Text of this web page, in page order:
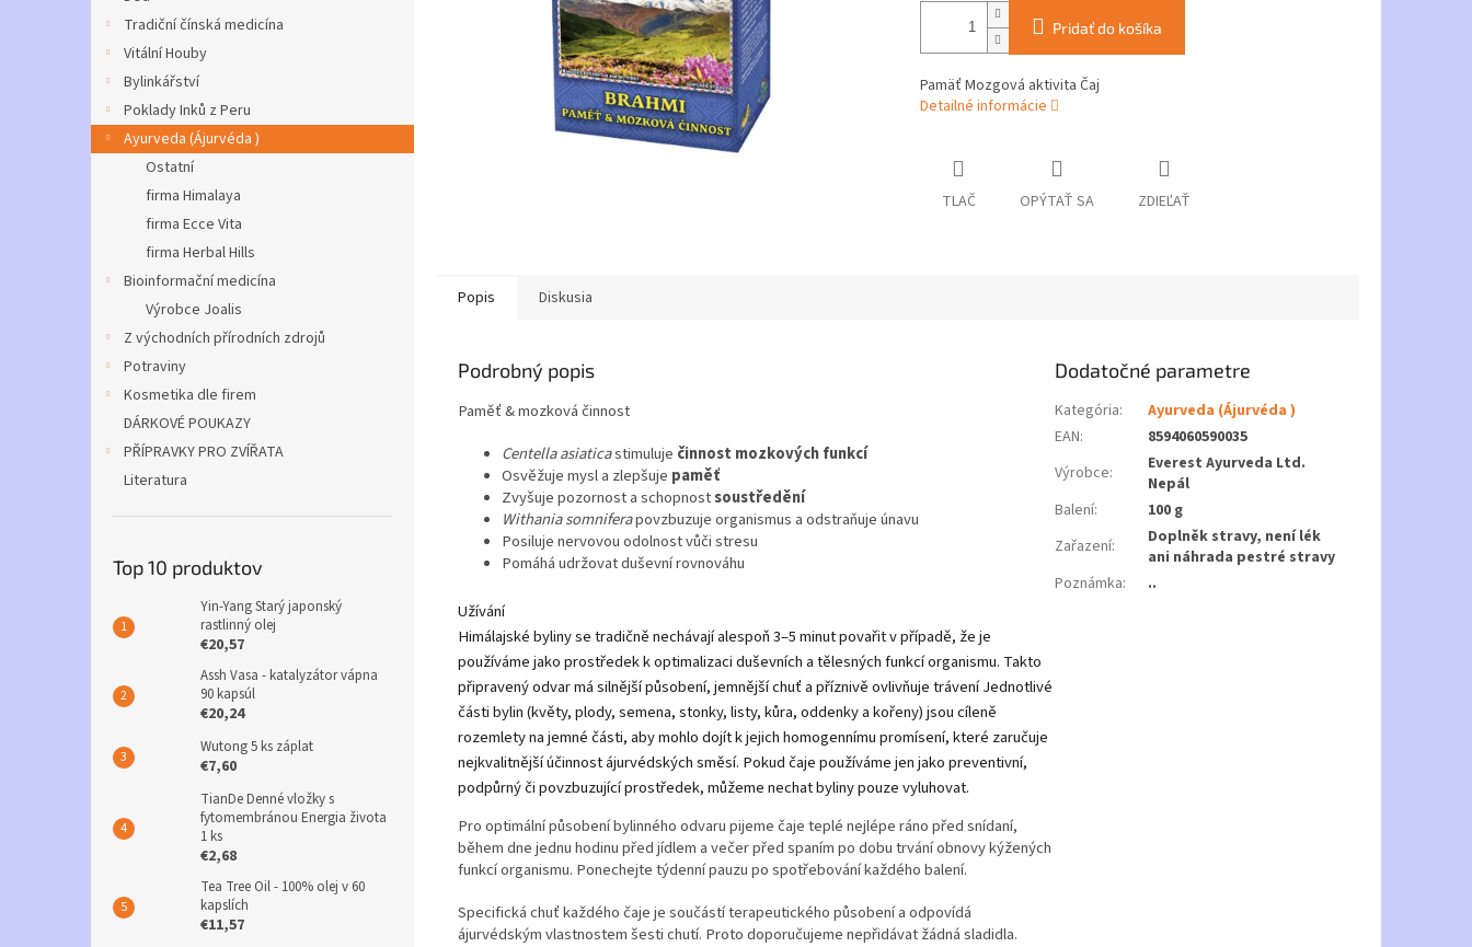
Tradiční čínská medicína
Vitální Houby
Bylinkářství
Poklady Inků z Peru
Ayurveda (Ájurvéda )
Ostatní
firma Himalaya
firma Ecce Vita
firma Herbal Hills
Bioinformační medicína
Výrobce Joalis
Z východních přírodních zdrojů
Potraviny
Kosmetika dle firem
DÁRKOVÉ POUKAZY
PŘÍPRAVKY PRO ZVÍŘATA
Literatura
Top 10 produktov
Yin-Yang Starý japonský
rastlinný olej
€20,57
Assh Vasa - katalyzátor vápna
90 kapsúl
€20,24
Wutong 5 ks záplat
€7,60
TianDe Denné vložky s
fytomembránou Energia života
1 ks
€2,68
Tea Tree Oil - 100% olej v 60
kapslích
€11,57
Pridať do košíka
Pamäť Mozgová aktivita Čaj
Detailné informácie
TLAČ OPÝTAŤ SA ZDIEĽAŤ
Popis Diskusia
Podrobný popis
Paměť & mozková činnost
Centella asiaticastimuluje činnost mozkových funkcí
Osvěžuje mysl a zlepšuje paměť
Zvyšuje pozornost a schopnostsoustředění
Withania somniferapovzbuzuje organismus a odstraňuje únavu
Posiluje nervovou odolnost vůči stresu
Pomáhá udržovat duševní rovnováhu
Užívání
Himálajské byliny se tradičně nechávají alespoň 3–5 minut povařit v případě, že je
používáme jako prostředek k optimalizaci duševních a tělesných funkcí organismu. Takto
připravený odvar má silnější působení, jemnější chuť a příznivě ovlivňuje trávení Jednotlivé
části bylin (květy, plody, semena, stonky, listy, kůra, oddenky a kořeny) jsou cíleně
rozemlety na jemné části, aby mohlo dojít k jejich homogennímu promísení, které zaručuje
nejkvalitnější účinnost ájurvédských směsí. Pokud čaje používáme jen jako preventivní,
podpůrný či povzbuzující prostředek, můžeme nechat byliny pouze vyluhovat.
Pro optimální působení bylinného odvaru pijeme čaje teplé nejlépe ráno před snídaní,
během dne jednu hodinu před jídlem a večer před spaním po dobu trvání obnovy kýžených
funkcí organismu. Ponechejte týdenní pauzu po spotřebování každého balení.
Specifická chuť každého čaje je součástí terapeutického působení a odpovídá
ájurvédským vlastnostem šesti chutí. Proto doporučujeme nepřidávat žádná sladidla.
Dodatočné parametre
Kategória:
Ayurveda (Ájurvéda )
EAN:
8594060590035
Výrobce:
Everest Ayurveda Ltd.
Nepál
Balení:
100 g
Zařazení:
Doplněk stravy, není lék
ani náhrada pestré stravy
Poznámka: ..